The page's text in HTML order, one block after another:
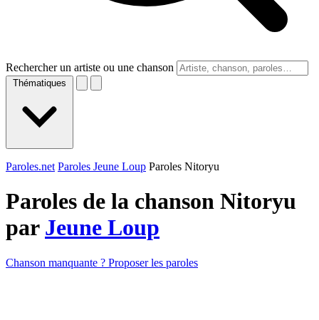
Rechercher un artiste ou une chanson
Thématiques
Paroles.net Paroles Jeune Loup Paroles Nitoryu
Paroles de la chanson Nitoryu
par Jeune Loup
Chanson manquante ? Proposer les paroles